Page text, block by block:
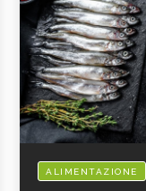
ALIMENTAZIONE